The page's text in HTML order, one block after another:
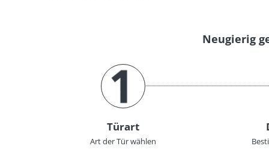
Neugierig
Türart
Art der Tür wählen